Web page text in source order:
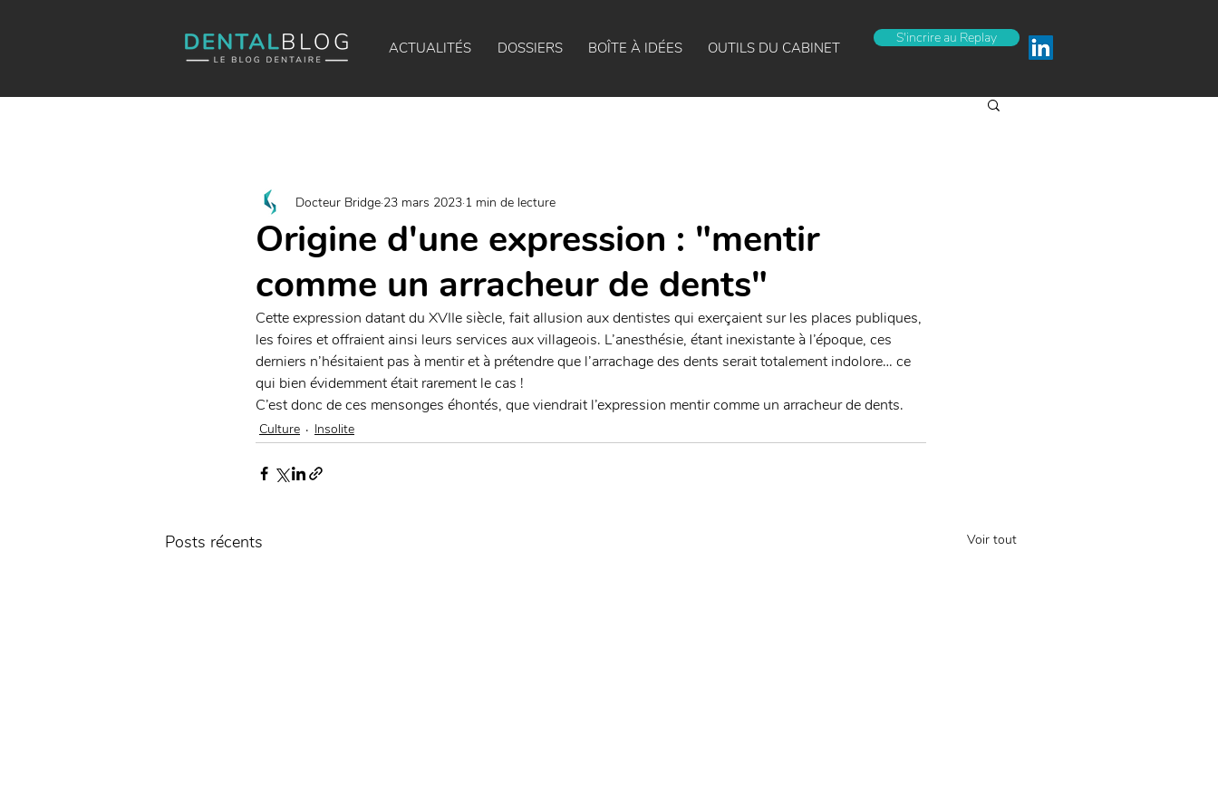
ACTUALITÉS DOSSIERS BOÎTE À IDÉES OUTILS DU CABINET
S'incrire au Replay
Origine d'une expression : "mentir
comme un arracheur de dents"
Docteur Bridge 23 mars 2023 1 min de lecture
Cette expression datant du XVIIe siècle, fait allusion aux dentistes qui exerçaient sur les places publiques,
les foires et offraient ainsi leurs services aux villageois. L’anesthésie, étant inexistante à l’époque, ces
derniers n’hésitaient pas à mentir et à prétendre que l’arrachage des dents serait totalement indolore… ce
qui bien évidemment était rarement le cas !
C’est donc de ces mensonges éhontés, que viendrait l’expression mentir comme un arracheur de dents.
Culture Insolite
Posts récents Voir tout